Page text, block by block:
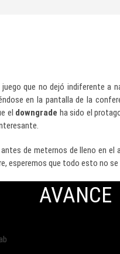
que no dejó indiferente a
en la pantalla de la
el downgrade ha sido el
de meternos de lleno en
esperemos que todo esto no
AVANCE